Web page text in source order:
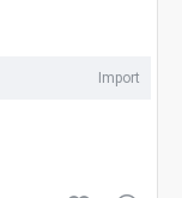
Import